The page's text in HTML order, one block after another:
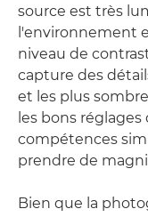
source est très
l'environnement
niveau de
capture des
et les plus
les bons
compétences
prendre de
Bien que la